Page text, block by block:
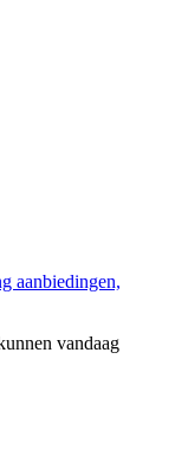
aanbiedingen,
vandaag